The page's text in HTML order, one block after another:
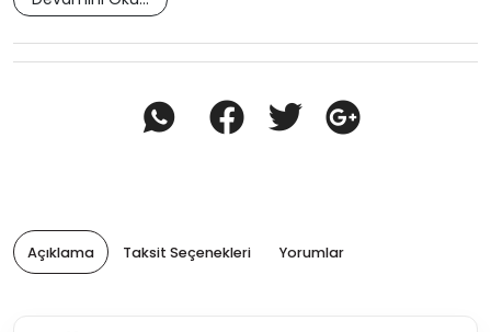
Açıklama Taksit Seçenekleri Yorumlar